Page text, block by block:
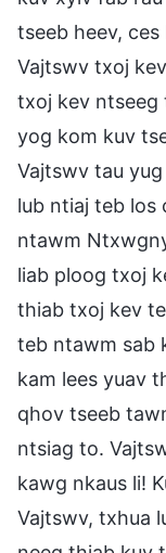
tseeb heev,
Vajtswv txoj
txoj kev ntseeg
yog kom kuv
Vajtswv tau
lub ntiaj teb los
ntawm
liab ploog txoj
thiab txoj kev
teb ntawm sab
kam lees yuav
qhov tseeb
ntsiag to.
kawg nkaus li!
Vajtswv, txhua